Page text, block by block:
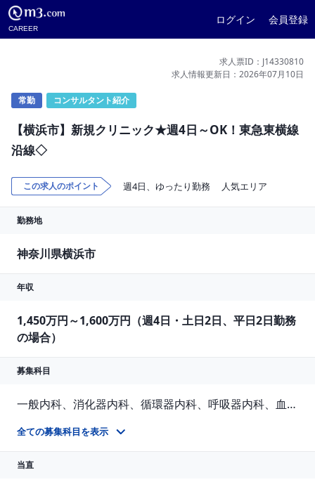
CAREER
ログイン 会員登録
求人票ID：J14330810
求人情報更新日：2026年07月10日
常勤 コンサルタント紹介
【横浜市】新規クリニック★週4日～OK！東急東横線
沿線◇
この求人のポイント 週4日、ゆったり勤務 人気エリア
勤務地
神奈川県横浜市
年収
1,450万円～1,600万円（週4日・土日2日、平日2日勤務
の場合）
募集科目
一般内科、消化器内科、循環器内科、呼吸器内科、血液内科、脳神経内科、内分泌内科、老人内科、その他
全ての募集科目を表示
当直